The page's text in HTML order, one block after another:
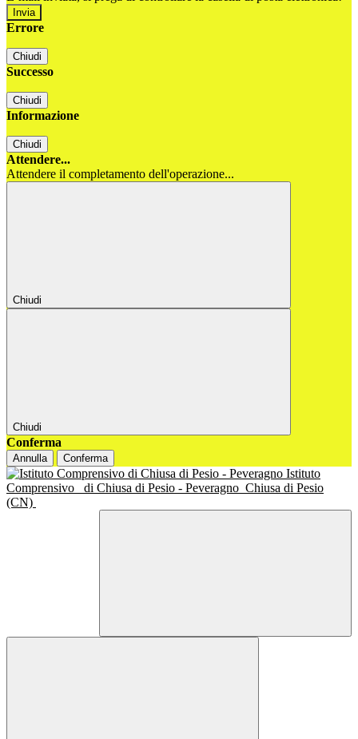
Errore
Chiudi
Successo
Chiudi
Informazione
Chiudi
Attendere...
Attendere il completamento dell'operazione...
Chiudi
Chiudi
Conferma
Annulla Conferma
Istituto
Comprensivo
di Chiusa di Pesio - Peveragno Chiusa di Pesio
(CN)